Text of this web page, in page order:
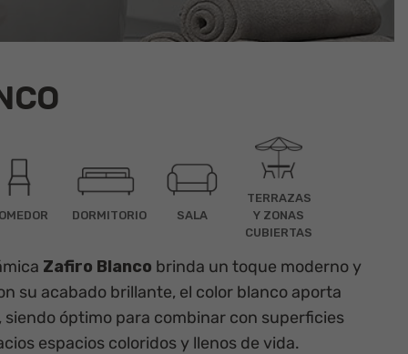
DORMITORIO SALA
TERRAZAS
Y ZONAS
CUBIERTAS
Zafiro Blanco brinda un toque moderno y
su acabado brillante, el color blancoaporta
óptimo para combinar con superficies
espacios coloridos y llenos de vida.